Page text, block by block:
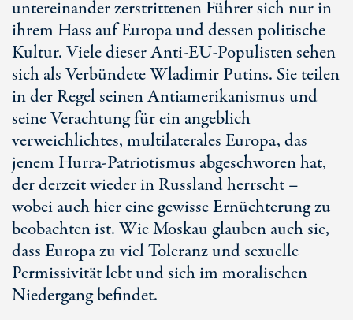
untereinander zerstrittenen Führer sich nur in
ihrem Hass auf Europa und dessen politische
Kultur. Viele dieser Anti-EU-Populisten sehen
sich als Verbündete Wladimir Putins. Sie teilen
in der Regel seinen Antiamerikanismus und
seine Verachtung für ein angeblich
verweichlichtes, multilaterales Europa, das
jenem Hurra-Patriotismus abgeschworen hat,
der derzeit wieder in Russland herrscht –
wobei auch hier eine gewisse Ernüchterung zu
beobachten ist. Wie Moskau glauben auch sie,
dass Europa zu viel Toleranz und sexuelle
Permissivität lebt und sich im moralischen
Niedergang befindet.